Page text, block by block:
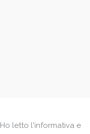
Ho letto l'informativa e